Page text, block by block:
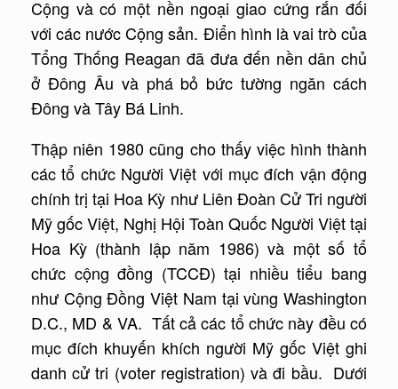
Cộng và có một nền ngoại giao cứng rắn đối
với các nước Cộng sản. Điển hình là vai trò của
Tổng Thống Reagan đã đưa đến nền dân chủ
ở Đông Âu và phá bỏ bức tường ngăn cách
Đông và Tây Bá Linh.
Thập niên 1980 cũng cho thấy việc hình thành
các tổ chức Người Việt với mục đích vận động
chính trị tại Hoa Kỳ như Liên Đoàn Cử Tri người
Mỹ gốc Việt, Nghị Hội Toàn Quốc Người Việt tại
Hoa Kỳ (thành lập năm 1986) và một số tổ
chức cộng đồng (TCCĐ) tại nhiều tiểu bang
như Cộng Đồng Việt Nam tại vùng Washington
D.C., MD & VA. Tất cả các tổ chức này đều có
mục đích khuyến khích người Mỹ gốc Việt ghi
danh cử tri (voter registration) và đi bầu. Dưới